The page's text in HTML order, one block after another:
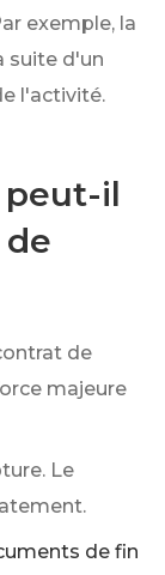
exemple, la
suite d'un
l'activité.
peut-il
de
majeure
Le
de fin